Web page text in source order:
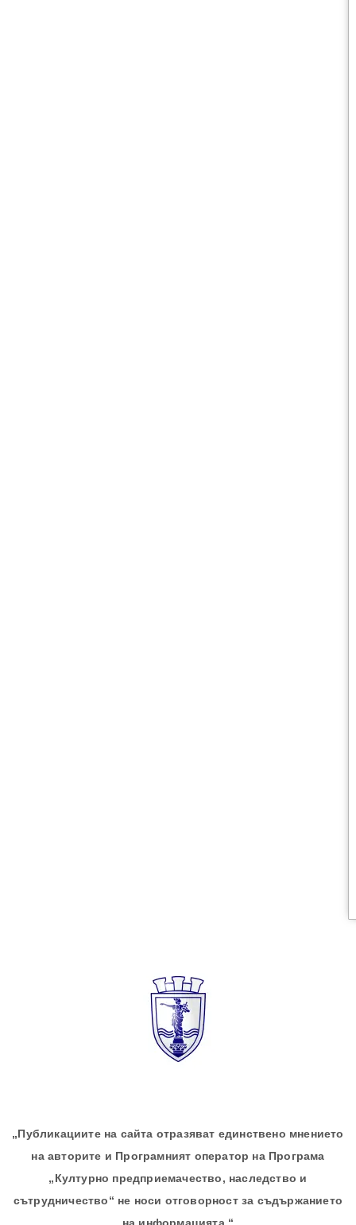
„Публикациите на сайта отразяват единствено мнението
на авторите и Програмният оператор на Програма
„Културно предприемачество, наследство и
сътрудничество“ не носи отговорност за съдържанието